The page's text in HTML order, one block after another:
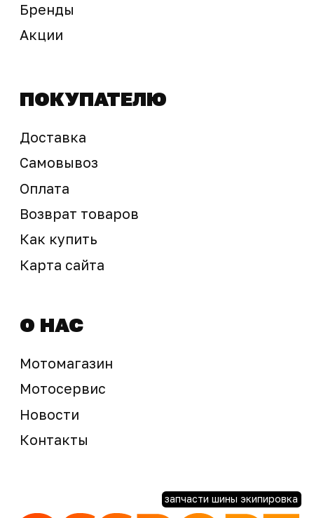
© 2025 ООО «Абарт-ДВ». Все права защищены
товара.
Политика обработки персональных данных